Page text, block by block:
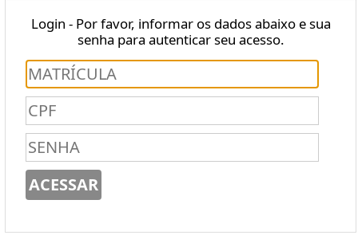
Login - Por favor, informar os dados abaixo e sua
senha para autenticar seu acesso.